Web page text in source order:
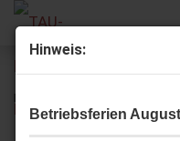
Hinweis:
Betriebsferien
TAU 650R30L 230 V
m Flü­gel­län­ge oder 400